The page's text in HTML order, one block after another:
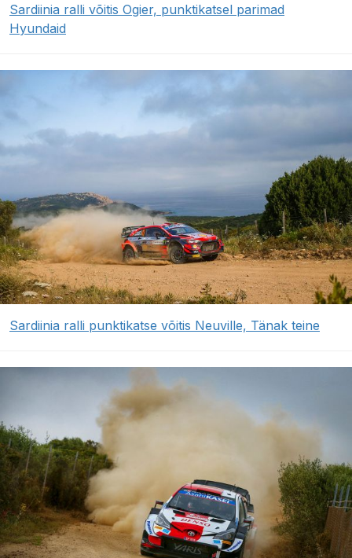
Sardiinia ralli võitis Ogier, punktikatsel parimad
Hyundaid
Sardiinia ralli punktikatse võitis Neuville, Tänak teine